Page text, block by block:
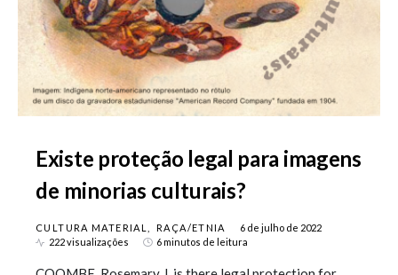
Existe proteção legal para imagens
de minorias culturais?
CULTURA MATERIAL RAÇA/ETNIA
6 de julho de 2022
222 visualizações
6 minutos de leitura